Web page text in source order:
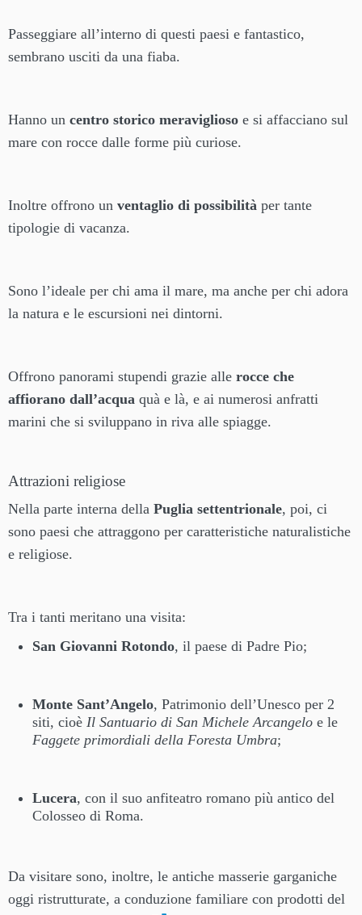
Passeggiare all’interno di questi paesi e fantastico,
sembrano usciti da una fiaba.
Hanno un centro storico meraviglioso e si affacciano sul
mare con rocce dalle forme più curiose.
Inoltre offrono un ventaglio di possibilità per tante
tipologie di vacanza.
Sono l’ideale per chi ama il mare, ma anche per chi adora
la natura e le escursioni nei dintorni.
Offrono panorami stupendi grazie alle rocce che
affiorano dall’acqua quà e là, e ai numerosi anfratti
marini che si sviluppano in riva alle spiagge.
Attrazioni religiose
Nella parte interna della Puglia settentrionale, poi, ci
sono paesi che attraggono per caratteristiche naturalistiche
e religiose.
Tra i tanti meritano una visita:
San Giovanni Rotondo, il paese di Padre Pio;
Monte Sant’Angelo, Patrimonio dell’Unesco per 2
siti, cioè Il Santuario di San Michele Arcangelo e le
Faggete primordiali della Foresta Umbra;
Lucera, con il suo anfiteatro romano più antico del
Colosseo di Roma.
Da visitare sono, inoltre, le antiche masserie garganiche
oggi ristrutturate, a conduzione familiare con prodotti del